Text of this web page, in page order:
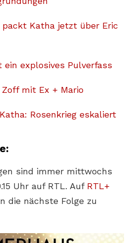
packt Katha jetzt über Eric
ein explosives Pulverfass
mit Ex + Mario
Rosenkrieg eskaliert
sind immer mittwochs
Uhr auf RTL. Auf RTL+
die nächste Folge zu